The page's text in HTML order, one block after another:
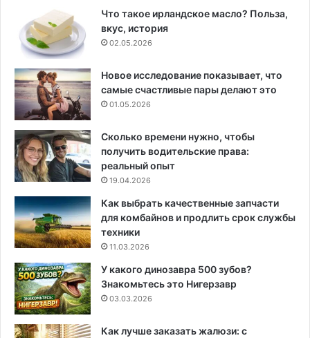
Что такое ирландское масло? Польза,
вкус, история
02.05.2026
Новое исследование показывает, что
самые счастливые пары делают это
01.05.2026
Сколько времени нужно, чтобы
получить водительские права:
реальный опыт
19.04.2026
Как выбрать качественные запчасти
для комбайнов и продлить срок службы
техники
11.03.2026
У какого динозавра 500 зубов?
Знакомьтесь это Нигерзавр
03.03.2026
Как лучше заказать жалюзи: с